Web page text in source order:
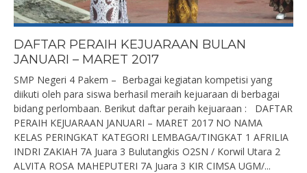
DAFTAR PERAIH KEJUARAAN BULAN
JANUARI – MARET 2017
SMP Negeri 4 Pakem – Berbagai kegiatan kompetisi yang
diikuti oleh para siswa berhasil meraih kejuaraan di berbagai
bidang perlombaan. Berikut daftar peraih kejuaraan : DAFTAR
PERAIH KEJUARAAN JANUARI – MARET 2017 NO NAMA
KELAS PERINGKAT KATEGORI LEMBAGA/TINGKAT 1 AFRILIA
INDRI ZAKIAH 7A Juara 3 Bulutangkis O2SN / Korwil Utara 2
ALVITA ROSA MAHEPUTERI 7A Juara 3 KIR CIMSA UGM/...